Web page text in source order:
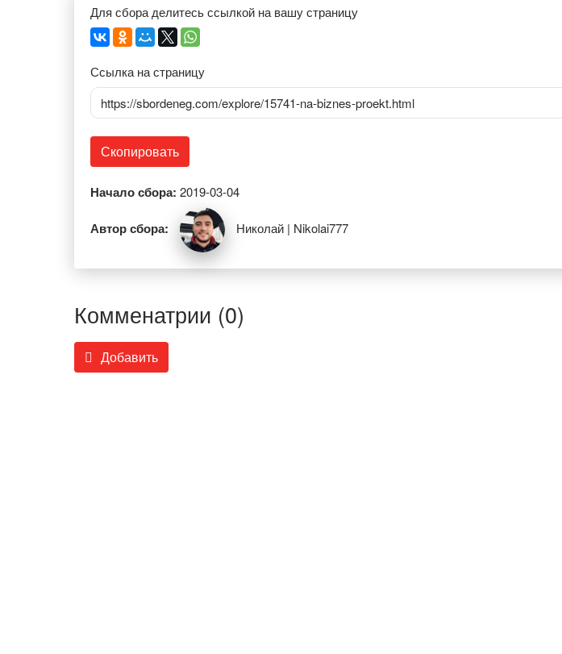
Для сбора делитесь ссылкой на вашу страницу
Ссылка на страницу
https://sbordeneg.com/explore/15741-na-biznes-proekt.html
Скопировать
Начало сбора: 2019-03-04
Автор сбора: Николай | Nikolai777
Комменатрии (0)
Добавить